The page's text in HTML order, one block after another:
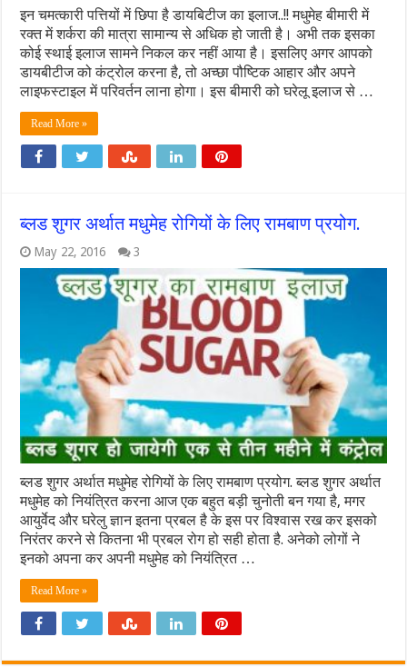
इन चमत्कारी पत्तियों में छिपा है डायबिटीज का इलाज..!! मधुमेह बीमारी में
रक्त में शर्करा की मात्रा सामान्य से अधिक हो जाती है। अभी तक इसका
कोई स्थाई इलाज सामने निकल कर नहीं आया है। इसलिए अगर आपको
डायबीटीज को कंट्रोल करना है, तो अच्छा पौष्टिक आहार और अपने
लाइफस्टाइल में परिवर्तन लाना होगा। इस बीमारी को घरेलू इलाज से …
Read More »
ब्लड शुगर अर्थात मधुमेह रोगियों के लिए रामबाण प्रयोग.
May 22, 2016 3
ब्लड शुगर अर्थात मधुमेह रोगियों के लिए रामबाण प्रयोग. ब्लड शुगर अर्थात
मधुमेह को नियंत्रित करना आज एक बहुत बड़ी चुनोती बन गया है, मगर
आयुर्वेद और घरेलु ज्ञान इतना प्रबल है के इस पर विश्वास रख कर इसको
निरंतर करने से कितना भी प्रबल रोग हो सही होता है. अनेको लोगों ने
इनको अपना कर अपनी मधुमेह को नियंत्रित …
Read More »